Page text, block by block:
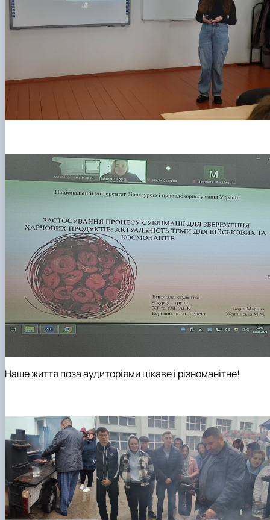
Наше життя поза аудиторіями цікаве і різноманітне!